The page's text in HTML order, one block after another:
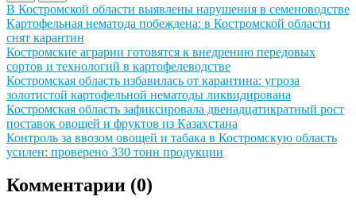
Иллюстрация новости
В Костромской области выявлены нарушения в семеноводстве
Иллюстрация новости
Картофельная нематода побеждена: в Костромской области
снят карантин
Иллюстрация новости
Костромские аграрии готовятся к внедрению передовых
сортов и технологий в картофелеводстве
Иллюстрация новости
Костромская область избавилась от карантина: угроза
золотистой картофельной нематоды ликвидирована
Иллюстрация новости
Костромская область зафиксировала двенадцатикратный рост
поставок овощей и фруктов из Казахстана
Иллюстрация новости
Контроль за ввозом овощей и табака в Костромскую область
усилен: проверено 330 тонн продукции
Комментарии (0)